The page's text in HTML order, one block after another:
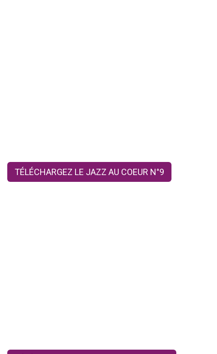
TÉLÉCHARGEZ LE JAZZ AU COEUR N°9